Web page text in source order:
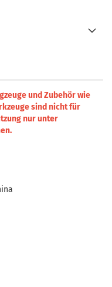
und Zubehör wie
sind nicht für
nur unter